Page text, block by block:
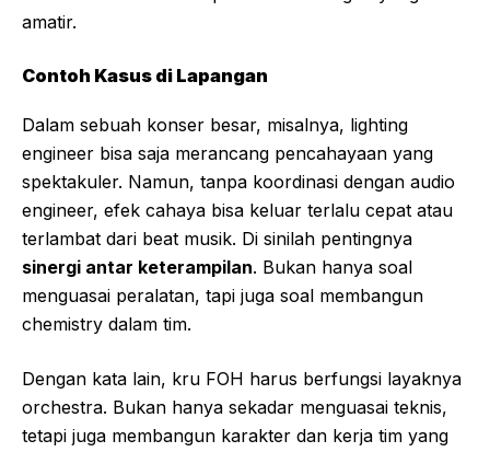
amatir.
Contoh Kasus di Lapangan
Dalam sebuah konser besar, misalnya, lighting
engineer bisa saja merancang pencahayaan yang
spektakuler. Namun, tanpa koordinasi dengan audio
engineer, efek cahaya bisa keluar terlalu cepat atau
terlambat dari beat musik. Di sinilah pentingnya
sinergi antar keterampilan. Bukan hanya soal
menguasai peralatan, tapi juga soal membangun
chemistry dalam tim.
Dengan kata lain, kru FOH harus berfungsi layaknya
orchestra. Bukan hanya sekadar menguasai teknis,
tetapi juga membangun karakter dan kerja tim yang